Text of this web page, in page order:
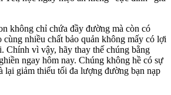
không chỉ chứa đầy đường mà còn có
cùng nhiều chất bảo quản không mấy có lợi
Chính vì vậy, hãy thay thế chúng bằng
ngay hôm nay. Chúng không hề có sự
lại giảm thiểu tối đa lượng đường bạn nạp